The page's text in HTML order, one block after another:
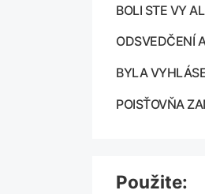
BOLI STE VY
ODSVEDČENÍ
BYLA
POISŤOVŇA
Použite: